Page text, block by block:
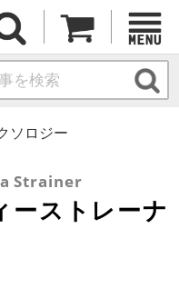
ソロジー
Strainer
ーストレーナ